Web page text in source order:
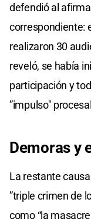
defendió al
correspondiente:
realizaron 30
reveló, se había
participación y
”impulso"
Demoras y
La restante
”triple crimen de
como “la